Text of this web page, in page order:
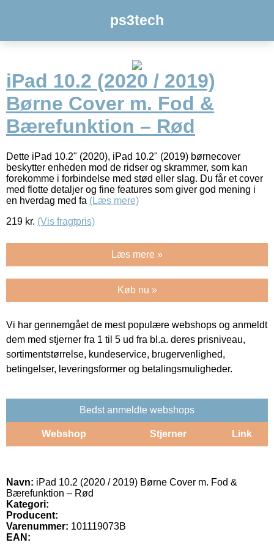
ps3tech
iPad 10.2 (2020 / 2019)
Børne Cover m. Fod &
Bærefunktion – Rød
Dette iPad 10.2" (2020), iPad 10.2" (2019) børnecover
beskytter enheden mod de ridser og skrammer, som kan
forekomme i forbindelse med stød eller slag. Du får et cover
med flotte detaljer og fine features som giver god mening i
en hverdag med fa (Læs mere)
219 kr. (Vis fragtpris)
Læs mere »
Køb nu »
Vi har gennemgået de mest populære webshops og anmeldt
dem med stjerner fra 1 til 5 ud fra bl.a. deres prisniveau,
sortimentstørrelse, kundeservice, brugervenlighed,
betingelser, leveringsformer og betalingsmuligheder.
Bedst anmeldte webshops
Webshop Stjerner Link
Navn: iPad 10.2 (2020 / 2019) Børne Cover m. Fod &
Bærefunktion – Rød
Kategori:
Producent:
Varenummer: 101119073B
EAN: